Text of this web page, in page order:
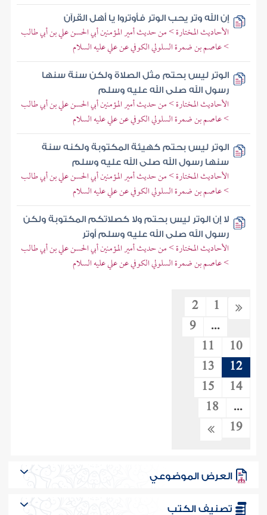
إن الله وتر يحب الوتر فأوتروا يا أهل القرآن
الأحاديث المختارة > من حديث أمير المؤمنين أبي الحسن علي بن أبي طالب
> عاصم بن ضمرة السلولي الكوفي عن علي عليه السلام
الوتر ليس بحتم مثل الصلاة ولكن سنة سنها
رسول الله صلى الله عليه وسلم
الأحاديث المختارة > من حديث أمير المؤمنين أبي الحسن علي بن أبي طالب
> عاصم بن ضمرة السلولي الكوفي عن علي عليه السلام
الوتر ليس بحتم كهيئة المكتوبة ولكنه سنة
سنها رسول الله صلى الله عليه وسلم
الأحاديث المختارة > من حديث أمير المؤمنين أبي الحسن علي بن أبي طالب
> عاصم بن ضمرة السلولي الكوفي عن علي عليه السلام
لا إن الوتر ليس بحتم ولا كصلاتكم المكتوبة ولكن
رسول الله صلى الله عليه وسلم أوتر
الأحاديث المختارة > من حديث أمير المؤمنين أبي الحسن علي بن أبي طالب
> عاصم بن ضمرة السلولي الكوفي عن علي عليه السلام
1
2
...
9
10
11
12
13
14
15
...
18
19
العرض الموضوعي
تصنيف الكتب